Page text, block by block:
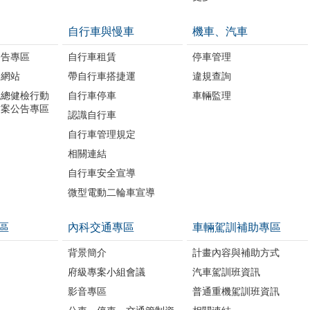
專區
站
健檢行動
公告專區
自行車與慢車
自行車租賃
帶自行車搭捷運
自行車停車
認識自行車
自行車管理規定
相關連結
自行車安全宣導
微型電動二輪車宣導
機車、汽車
停車管理
違規查詢
車輛監理
內科交通專區
背景簡介
府級專案小組會議
影音專區
車輛駕訓補助專區
計畫內容與補助方式
汽車駕訓班資訊
普通重機駕訓班資訊